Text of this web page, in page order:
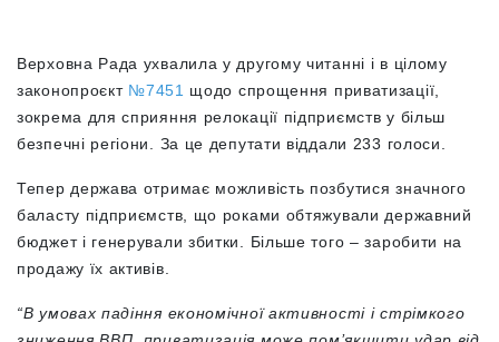
Верховна Рада ухвалила у другому читанні і в цілому
законопроєкт №7451 щодо спрощення приватизації,
зокрема для сприяння релокації підприємств у більш
безпечні регіони. За це депутати віддали 233 голоси.
Тепер держава отримає можливість позбутися значного
баласту підприємств, що роками обтяжували державний
бюджет і генерували збитки. Більше того – заробити на
продажу їх активів.
“В умовах падіння економічної активності і стрімкого